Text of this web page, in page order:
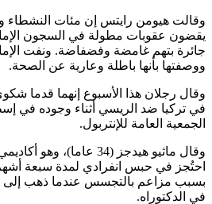
وقالت هيومن رايتس إن مئات النشطاء
يقضون عقوبات مطولة في السجون
جائرة بتهم غامضة وفضفاضة. ونفت
ووصفتها بأنها باطلة وعارية عن الصحة.
وقال رجلان هذا الأسبوع إنهما قدما
في تركيا ضد الريسي أثناء وجوده في
الجمعية العامة للإنتربول.
وقال ماثيو هيدجز (34
بسبب مزاعم بالتجسس عندما ذهب إلى
في الدكتوراه.